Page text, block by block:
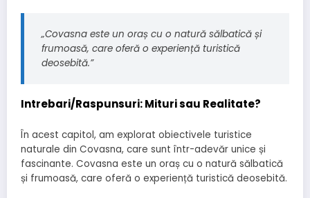
„Covasna este un oraș cu o natură sălbatică și
frumoasă, care oferă o experiență turistică
deosebită.”
Intrebari/Raspunsuri: Mituri sau Realitate?
În acest capitol, am explorat obiectivele turistice
naturale din Covasna, care sunt într-adevăr unice și
fascinante. Covasna este un oraș cu o natură sălbatică
și frumoasă, care oferă o experiență turistică deosebită.